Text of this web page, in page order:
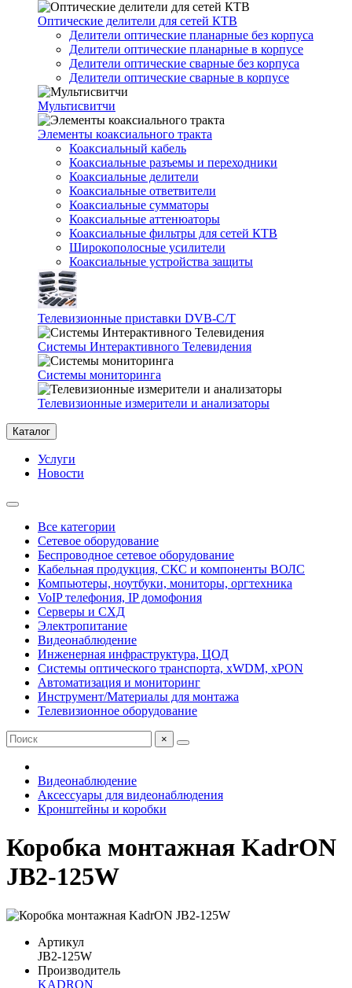
Оптические делители для сетей КТВ
Делители оптические планарные без корпуса
Делители оптические планарные в корпусе
Делители оптические сварные без корпуса
Делители оптические сварные в корпусе
Мультисвитчи
Элементы коаксиального тракта
Коаксиальный кабель
Коаксиальные разъемы и переходники
Коаксиальные делители
Коаксиальные ответвители
Коаксиальные сумматоры
Коаксиальные аттенюаторы
Коаксиальные фильтры для сетей КТВ
Широкополосные усилители
Коаксиальные устройства защиты
Телевизионные приставки DVB-C/T
Системы Интерактивного Телевидения
Системы мониторинга
Телевизионные измерители и анализаторы
Каталог
Услуги
Новости
Все категории
Сетевое оборудование
Беспроводное сетевое оборудование
Кабельная продукция, СКС и компоненты ВОЛС
Компьютеры, ноутбуки, мониторы, оргтехника
VoIP телефония, IP домофония
Серверы и СХД
Электропитание
Видеонаблюдение
Инженерная инфраструктура, ЦОД
Системы оптического транспорта, xWDM, xPON
Автоматизация и мониторинг
Инструмент/Материалы для монтажа
Телевизионное оборудование
×
Видеонаблюдение
Аксессуары для видеонаблюдения
Кронштейны и коробки
Коробка монтажная KadrON
JB2-125W
Артикул
JB2-125W
Производитель
KADRON